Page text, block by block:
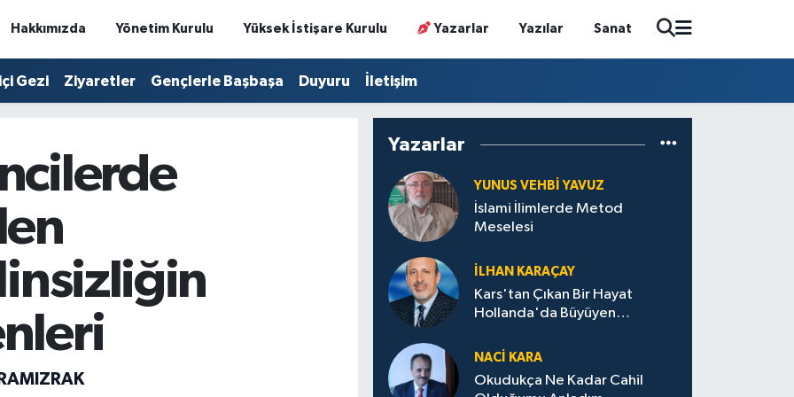
Hakkımızda Yönetim Kurulu Yüksek İstişare Kurulu Yazarlar Yazılar Sanat
Gezi Ziyaretler Gençlerle Başbaşa Duyuru İletişim
Yazarlar
YUNUS VEHBI YAVUZ
İslami İlimlerde Metod
Meselesi
İLHAN KARAÇAY
Kars'tan Çıkan Bir Hayat
Hollanda'da Büyüyen
Destanı
NACI KARA
Okudukça Ne Kadar Cahil